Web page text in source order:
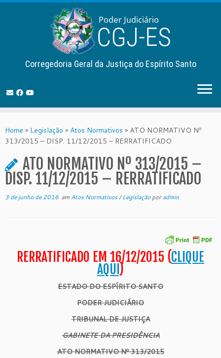
to
content
Corregedoria Geral da Justiça do Espírito Santo
Home » Legislação » Atos Normativos » ATO NORMATIVO Nº
313/2015 – DISP. 11/12/2015 – RERRATIFICADO
ATO NORMATIVO Nº 313/2015 –
DISP. 11/12/2015 – RERRATIFICADO
3 de junho de 2016 em Atos Normativos/Legislaçãoporadmin
RERRATIFICADO EM 16/12/2015 (CLIQUE
AQUI )
ESTADO DO ESPÍRITO SANTO
PODER JUDICIÁRIO
TRIBUNAL DE JUSTIÇA
GABINETE DA PRESIDÊNCIA
ATO NORMATIVO Nº 313/2015